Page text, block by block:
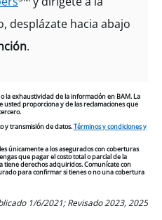
desplázate hacia abajo
.
la exhaustividad de la información en BAM. La
proporciona y de las reclamaciones que
y transmisión de datos.Términos y condiciones y
únicamente a los asegurados con coberturas
que pagar el costo total o parcial de la
derechos adquiridos. Comunícate con
para confirmar si tienes o no una cobertura
1/6/2021; Revisado 2023, 2025